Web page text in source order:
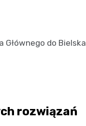
Głównego do
rozwiązań